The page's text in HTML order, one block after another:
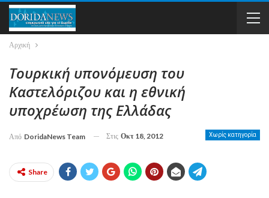
Αρχική
Τουρκική υπονόμευση του
Καστελόριζου και η εθνική
υποχρέωση της Ελλάδας
Χωρίς κατηγορία
Από DoridaNews Team Στις Οκτ 18, 2012
Share